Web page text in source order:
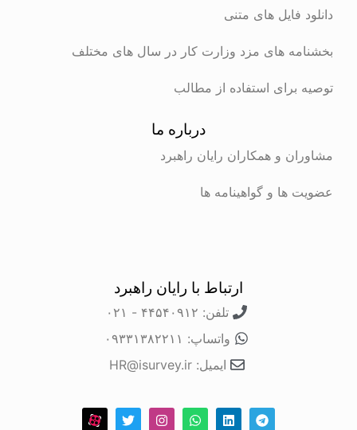
دانلود فایل های متنی
بخشنامه های مزد وزارت کار در سال های مختلف
توصیه برای استفاده از مطالب
درباره ما
مشاوران و همکاران رایان راهبرد
عضویت ها و گواهینامه ها
ارتباط با رایان راهبرد
تلفن: ۴۴۵۴۰۹۱۲ - ۰۲۱
واتساپ: ۰۹۳۳۱۳۸۲۲۱۱
ایمیل: HR@isurvey.ir